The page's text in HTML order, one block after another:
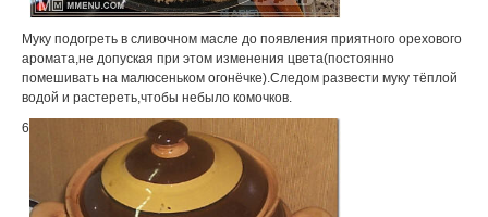
Муку подогреть в сливочном масле до появления приятного орехового
аромата,не допуская при этом изменения цвета(постоянно
помешивать на малюсеньком огонёчке).Следом развести муку тёплой
водой и растереть,чтобы небыло комочков.
6